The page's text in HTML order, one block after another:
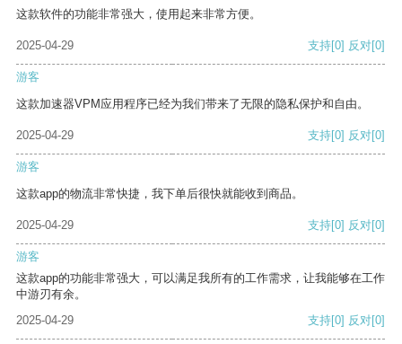
这款软件的功能非常强大，使用起来非常方便。
2025-04-29 支持[0] 反对[0]
游客
这款加速器VPM应用程序已经为我们带来了无限的隐私保护和自由。
2025-04-29 支持[0] 反对[0]
游客
这款app的物流非常快捷，我下单后很快就能收到商品。
2025-04-29 支持[0] 反对[0]
游客
这款app的功能非常强大，可以满足我所有的工作需求，让我能够在工作
中游刃有余。
2025-04-29
支持[0] 反对[0]